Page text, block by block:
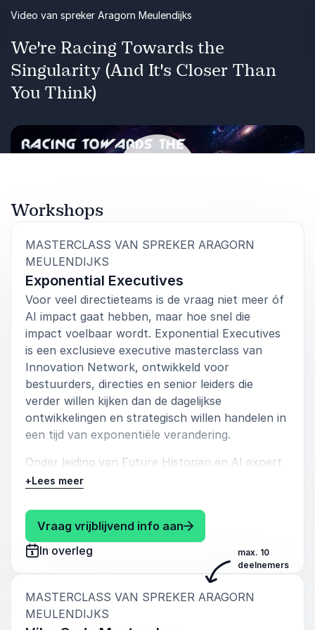
We're Racing Towards the
Singularity (And It's Closer Than
You Think)
Video van spreker Aragorn Meulendijks
Workshops
MASTERCLASS VAN SPREKER ARAGORN
MEULENDIJKS
Exponential Executives
Voor veel directieteams is de vraag niet meer óf
AI impact gaat hebben, maar hoe snel die
impact voelbaar wordt. Exponential Executives
is een exclusieve executive masterclass van
Innovation Network, ontwikkeld voor
bestuurders, directies en senior leiders die
verder willen kijken dan de dagelijkse
ontwikkelingen en strategisch willen handelen in
een tijd van exponentiële verandering.
Onder leiding van Future Historian en AI expert
Aragorn Meulendijks ontdekken deelnemers hoe
en andere exponentiële technologieën
bestaande businessmodellen, markten en
organisaties fundamenteel veranderen. Geen
theoretische toekomstverkenning, maar een
scherpe en praktische sessie waarin inzicht
direct wordt vertaald naar strategische keuzes.
De masterclass richt zich op AI first leiderschap.
+Lees meer
Vraag vrijblijvend info aan: Aragorn Meulendijks
In overleg
MASTERCLASS VAN SPREKER ARAGORN
MEULENDIJKS
max. 10
deelnemers